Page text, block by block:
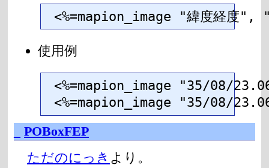
<%=mapion_image "緯度経度",
使用例
<%=mapion_image "35/08/
<%=mapion_image "35/08/
POBoxFEP
ただのにっき より。